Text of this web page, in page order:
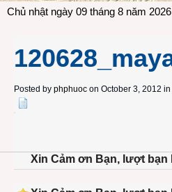
Chủ nhật ngày 09 tháng 8 năm 2026
Posted by phphuoc on October 3, 2012 in
Xin Cảm ơn Bạn, lượt bạn